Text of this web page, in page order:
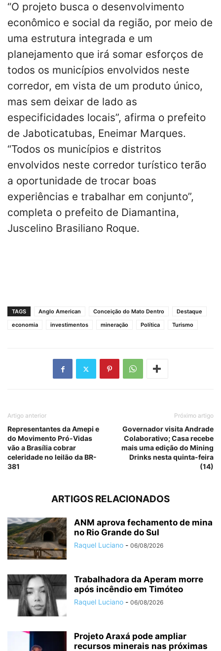
“O projeto busca o desenvolvimento
econômico e social da região, por meio de
uma estrutura integrada e um
planejamento que irá somar esforços de
todos os municípios envolvidos neste
corredor, em vista de um produto único,
mas sem deixar de lado as
especificidades locais”, afirma o prefeito
de Jaboticatubas, Eneimar Marques.
“Todos os municípios e distritos
envolvidos neste corredor turístico terão
a oportunidade de trocar boas
experiências e trabalhar em conjunto”,
completa o prefeito de Diamantina,
Juscelino Brasiliano Roque.
TAGS Anglo American Conceição do Mato Dentro
Destaque
economia
investimentos mineração Política Turismo
Artigo anterior
Representantes da Amepi e
do Movimento Pró-Vidas
vão a Brasília cobrar
celeridade no leilão da BR-
381
Próximo artigo
Governador visita Andrade
Colaborativo; Casa recebe
mais uma edição do Mining
Drinks nesta quinta-feira
(14)
ARTIGOS RELACIONADOS
ANM aprova fechamento de mina
no Rio Grande do Sul
Raquel Luciano - 06/08/2026
Trabalhadora da Aperam morre
após incêndio em Timóteo
Raquel Luciano - 06/08/2026
Projeto Araxá pode ampliar
recursos minerais nas próximas